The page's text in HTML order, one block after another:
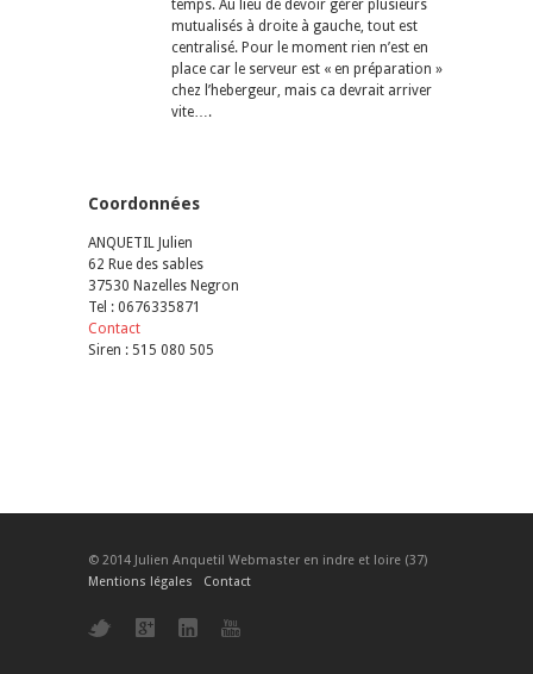
temps. Au lieu de devoir gérer plusieurs
mutualisés à droite à gauche, tout est
centralisé. Pour le moment rien n’est en
place car le serveur est « en préparation »
chez l’hebergeur, mais ca devrait arriver
vite….
Coordonnées
ANQUETIL Julien
62 Rue des sables
37530 Nazelles Negron
Tel : 0676335871
Contact
Siren : 515 080 505
© 2014 Julien Anquetil Webmaster en indre et loire (37)
Mentions légales
Contact